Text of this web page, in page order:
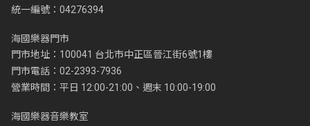
統一編號：04276394
海國樂器門市
門市地址：100041 台北市中正區晉江街6號1樓
門市電話：02-2393-7936
營業時間：平日 12:00-21:00、週末 10:00-19:00
海國樂器音樂教室